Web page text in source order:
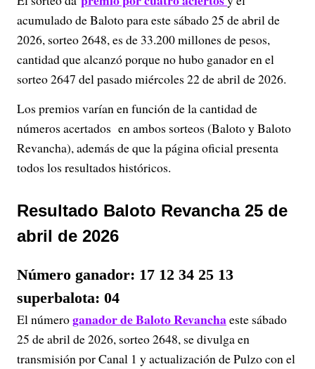
acumulado de Baloto para este sábado 25 de abril de
2026, sorteo 2648, es de 33.200 millones de pesos,
cantidad que alcanzó porque no hubo ganador en el
sorteo 2647 del pasado miércoles 22 de abril de 2026.
Los premios varían en función de la cantidad de
números acertados en ambos sorteos (Baloto y Baloto
Revancha), además de que la página oficial presenta
todos los resultados históricos.
Resultado Baloto Revancha 25 de
abril de 2026
Número ganador: 17 12 34 25 13
superbalota: 04
El númeroganador de Baloto Revanchaeste sábado
25 de abril de 2026, sorteo 2648, se divulga en
transmisión por Canal 1 y actualización de Pulzo con el